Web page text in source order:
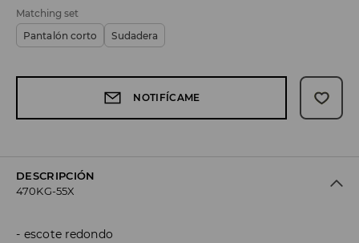
Matching set
Pantalón corto
Sudadera
NOTIFÍCAME
DESCRIPCIÓN
470KG-55X
escote redondo